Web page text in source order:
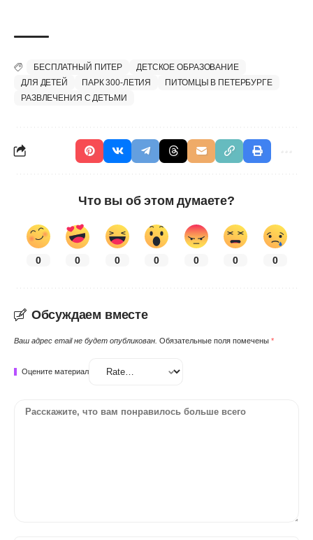
БЕСПЛАТНЫЙ ПИТЕР
ДЕТСКОЕ ОБРАЗОВАНИЕ
ДЛЯ ДЕТЕЙ
ПАРК 300-ЛЕТИЯ
ПИТОМЦЫ В ПЕТЕРБУРГЕ
РАЗВЛЕЧЕНИЯ С ДЕТЬМИ
Что вы об этом думаете?
0 0 0 0 0 0 0
Обсуждаем вместе
Ваш адрес email не будет опубликован. Обязательные поля помечены *
Оцените материал